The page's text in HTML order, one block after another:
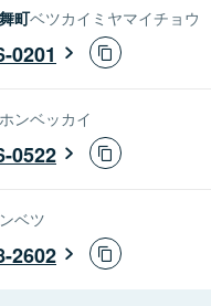
町ベツカイミヤマイチョウ
0201
ホンベッカイ
0522
ベツ
2602